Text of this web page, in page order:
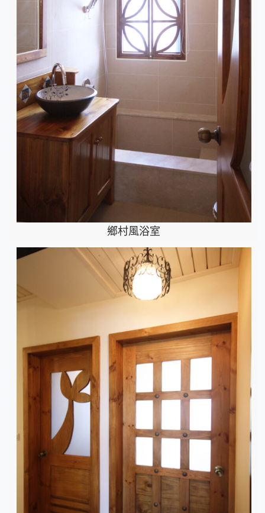
鄉村風浴室